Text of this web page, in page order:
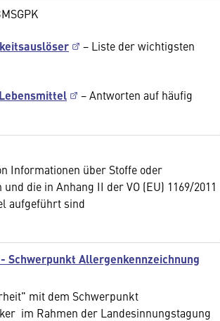
− Liste der wichtigsten
− Antworten auf häufig
Informationen über Stoffe oder
die in Anhang II der VO (EU) 1169/2011
aufgeführt sind
Allergenkennzeichnung
mit dem Schwerpunkt
im Rahmen der Landesinnungstagung